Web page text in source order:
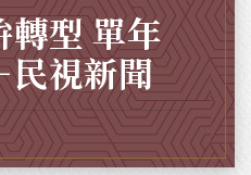
轉型 單年
民視新聞